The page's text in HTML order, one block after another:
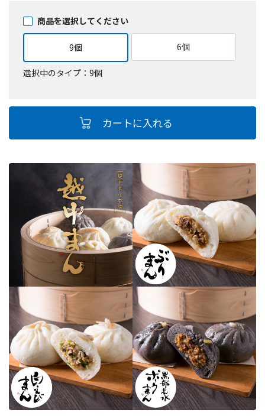
商品を選択してください
9個 6個
選択中のタイプ：9個